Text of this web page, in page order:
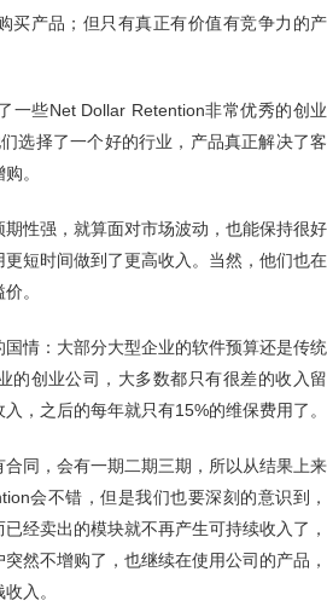
买产品；但只有真正有价值有竞争力的产
一些Net Dollar Retention非常优秀的创业
选择了一个好的行业，产品真正解决了客
。
性强，就算面对市场波动，也能保持很好
短时间做到了更高收入。当然，他们也在
。
情：大部分大型企业的软件预算还是传统
的创业公司，大多数都只有很差的收入留
，之后的每年就只有15%的维保费用了。
同，会有一期二期三期，所以从结果上来
会不错，但是我们也要深刻的意识到，
经卖出的模块就不再产生可持续收入了，
然不增购了，也继续在使用公司的产品，
入。